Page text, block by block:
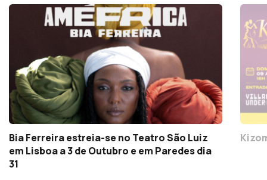
Bia Ferreira estreia-se no Teatro São Luiz
em Lisboa a 3 de Outubro e em Paredes dia
31